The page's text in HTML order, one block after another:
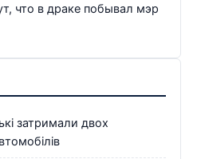
что в драке побывал мэр
затримали двох